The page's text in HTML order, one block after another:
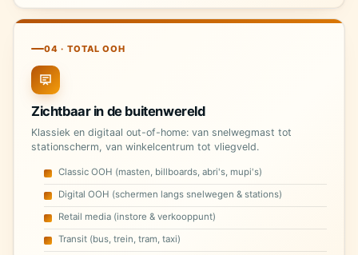
04 · TOTAL OOH
Zichtbaar in de buitenwereld
Klassiek en digitaal out-of-home: van snelwegmast tot
stationscherm, van winkelcentrum tot vliegveld.
Classic OOH (masten, billboards, abri's, mupi's)
Digital OOH (schermen langs snelwegen & stations)
Retail media (instore & verkooppunt)
Transit (bus, trein, tram, taxi)